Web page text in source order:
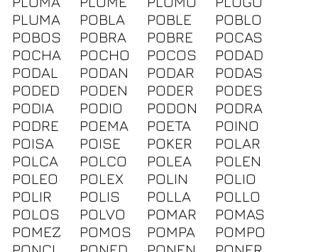
PLUMA
POBLA POBLE
POBLO
POBOS
POBRA POBRE
POCAS
POCHA
POCHO POCOS
PODAD
PODAL
PODAN PODAR
PODAS
PODED
PODEN PODER
PODES
PODIA
PODIO PODON
PODRA
PODRE
POEMA POETA
POINO
POISA
POISE POKER
POLAR
POLCA
POLCO POLEA
POLEN
POLEO
POLEX POLIN
POLIO
POLIR
POLIS POLLA
POLLO
POLOS
POLVO POMAR
POMAS
POMEZ
POMOS POMPA
POMPO